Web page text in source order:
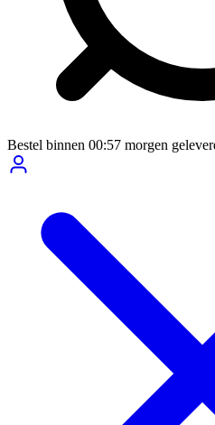
Bestel binnen 00:57 morgen